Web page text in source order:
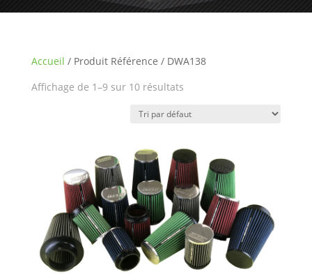
Accueil / Produit Référence / DWA138
Affichage de 1–9 sur 10 résultats